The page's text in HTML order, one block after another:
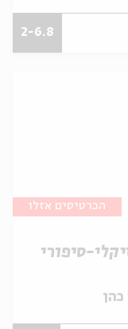
2-6.8
הכרטיסים אזלו
סיפורי
כהן